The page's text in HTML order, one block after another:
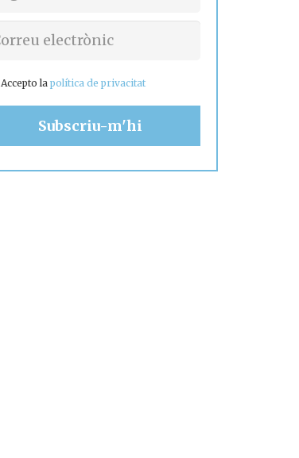
Accepto lapolítica de privacitat